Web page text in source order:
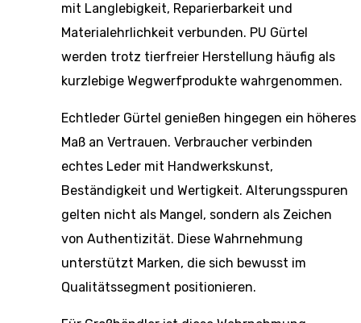
mit Langlebigkeit, Reparierbarkeit und
Materialehrlichkeit verbunden. PU Gürtel
werden trotz tierfreier Herstellung häufig als
kurzlebige Wegwerfprodukte wahrgenommen.
Echtleder Gürtel genießen hingegen ein höheres
Maß an Vertrauen. Verbraucher verbinden
echtes Leder mit Handwerkskunst,
Beständigkeit und Wertigkeit. Alterungsspuren
gelten nicht als Mangel, sondern als Zeichen
von Authentizität. Diese Wahrnehmung
unterstützt Marken, die sich bewusst im
Qualitätssegment positionieren.